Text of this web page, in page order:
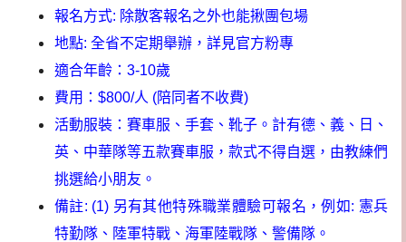
報名方式: 除散客報名之外也能揪團包場
地點: 全省不定期舉辦，詳見官方粉專
適合年齡：3-10歲
費用：$800/人 (陪同者不收費)
活動服裝：賽車服、手套、靴子。計有德、義、日、
英、中華隊等五款賽車服，款式不得自選，由教練們
挑選給小朋友。
備註: (1) 另有其他特殊職業體驗可報名，例如: 憲兵
特勤隊、陸軍特戰、海軍陸戰隊、警備隊。